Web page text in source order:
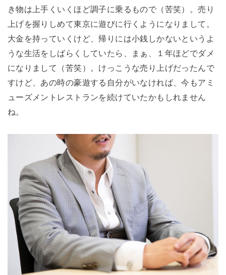
き物は上手くいくほど調子に乗るもので（苦笑）。売り
上げを握りしめて東京に遊びに行くようになりまして。
大金を持っていくけど、帰りには小銭しかないというよ
うな生活をしばらくしていたら、まぁ、１年ほどでダメ
になりまして（苦笑）。けっこうな売り上げだったんで
すけど、あの時の豪遊する自分がいなければ、今もアミ
ューズメントレストランを続けていたかもしれません
ね。